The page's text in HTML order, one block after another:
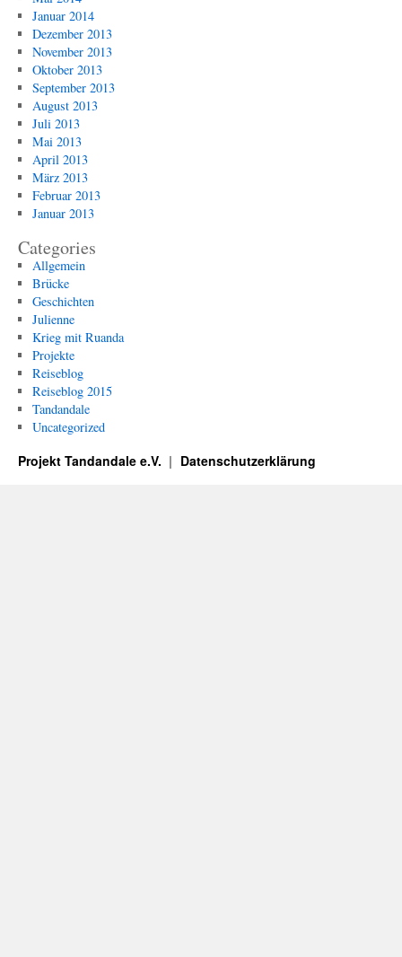
Januar 2014
Dezember 2013
November 2013
Oktober 2013
September 2013
August 2013
Juli 2013
Mai 2013
April 2013
März 2013
Februar 2013
Januar 2013
Categories
Allgemein
Brücke
Geschichten
Julienne
Krieg mit Ruanda
Projekte
Reiseblog
Reiseblog 2015
Tandandale
Uncategorized
Projekt Tandandale e.V. Datenschutzerklärung